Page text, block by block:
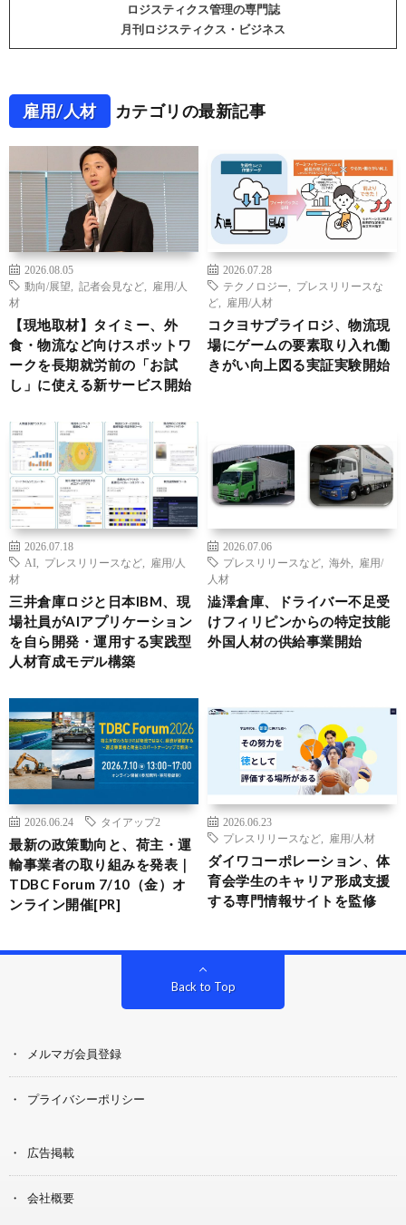
ロジスティクス管理の専門誌
月刊ロジスティクス・ビジネス
雇用/人材 カテゴリの最新記事
2026.08.05
動向/展望
記者会見など
雇用/人
材
【現地取材】タイミー、外
食・物流など向けスポットワ
ークを長期就労前の「お試
し」に使える新サービス開始
2026.07.28
テクノロジー
プレスリリースな
ど
雇用/人材
コクヨサプライロジ、物流現
場にゲームの要素取り入れ働
きがい向上図る実証実験開始
2026.07.18
AI
プレスリリースなど
雇用/人
材
三井倉庫ロジと日本IBM、現
場社員がAIアプリケーション
を自ら開発・運用する実践型
人材育成モデル構築
2026.07.06
プレスリリースなど
海外
雇用/
人材
澁澤倉庫、ドライバー不足受
けフィリピンからの特定技能
外国人材の供給事業開始
2026.06.24 タイアップ2
最新の政策動向と、荷主・運
輸事業者の取り組みを発表｜
TDBC Forum 7/10（金）オ
ンライン開催[PR]
2026.06.23
プレスリリースなど
雇用/人材
ダイワコーポレーション、体
育会学生のキャリア形成支援
する専門情報サイトを監修
Back to Top
メルマガ会員登録
プライバシーポリシー
広告掲載
会社概要